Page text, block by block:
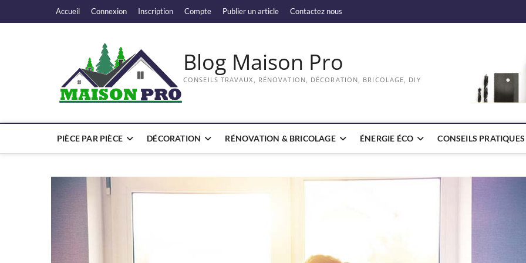
Accueil Connexion Inscription Compte Publier un article Contactez nous
Blog Maison Pro
CONSEILS TRAVAUX, RÉNOVATION, DÉCORATION, BRICOLAGE, DIY
PIÈCE PAR PIÈCE DÉCORATION RÉNOVATION & BRICOLAGE ÉNERGIE ÉCO CONSEILS PRATIQUES